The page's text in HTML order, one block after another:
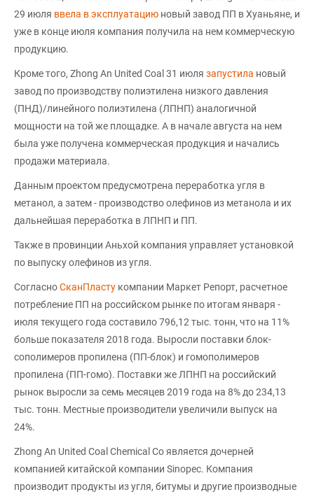
29 июля ввела в эксплуатацию новый завод ПП в Хуаньяне, и
уже в конце июля компания получила на нем коммерческую
продукцию.
Кроме того, Zhong An United Coal 31 июля запустила новый
завод по производству полиэтилена низкого давления
(ПНД)/линейного полиэтилена (ЛПНП) аналогичной
мощности на той же площадке. А в начале августа на нем
была уже получена коммерческая продукция и начались
продажи материала.
Данным проектом предусмотрена переработка угля в
метанол, а затем - производство олефинов из метанола и их
дальнейшая переработка в ЛПНП и ПП.
Также в провинции Аньхой компания управляет установкой
по выпуску олефинов из угля.
СогласноСканПласту компании Маркет Репорт, расчетное
потребление ПП на российском рынке по итогам января -
июля текущего года составило 796,12 тыс. тонн, что на 11%
больше показателя 2018 года. Выросли поставки блок-
сополимеров пропилена (ПП-блок) и гомополимеров
пропилена (ПП-гомо). Поставки же ЛПНП на российский
рынок выросли за семь месяцев 2019 года на 8% до 234,13
тыс. тонн. Местные производители увеличили выпуск на
24%.
Zhong An United Coal Chemical Co является дочерней
компанией китайской компании Sinopec. Компания
производит продукты из угля, битумы и другие производные